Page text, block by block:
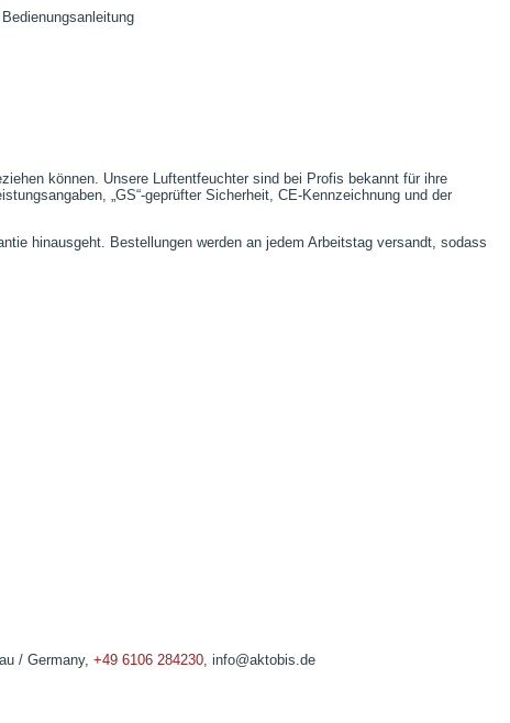
können. Unsere Luftentfeuchter sind bei Profis bekannt für ihre
„GS“-geprüfter Sicherheit, CE-Kennzeichnung und der
hinausgeht. Bestellungen werden an jedem Arbeitstag versandt, sodass
/ Germany, +49 6106 284230, info@aktobis.de